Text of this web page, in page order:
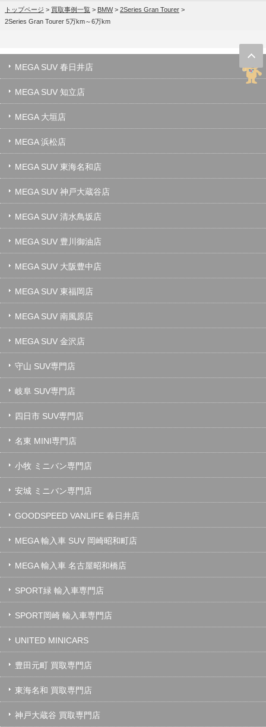
トップページ > 買取事例一覧 > BMW> 2Series Gran Tourer >
2Series Gran Tourer 5万km～6万km
MEGA SUV 春日井店
MEGA SUV 知立店
MEGA 大垣店
MEGA 浜松店
MEGA SUV 東海名和店
MEGA SUV 神戸大蔵谷店
MEGA SUV 清水鳥坂店
MEGA SUV 豊川御油店
MEGA SUV 大阪豊中店
MEGA SUV 東福岡店
MEGA SUV 南風原店
MEGA SUV 金沢店
守山 SUV専門店
岐阜 SUV専門店
四日市 SUV専門店
名東 MINI専門店
小牧 ミニバン専門店
安城 ミニバン専門店
GOODSPEED VANLIFE 春日井店
MEGA 輸入車 SUV 岡崎昭和町店
MEGA 輸入車 名古屋昭和橋店
SPORT緑 輸入車専門店
SPORT岡崎 輸入車専門店
UNITED MINICARS
豊田元町 買取専門店
東海名和 買取専門店
神戸大蔵谷 買取専門店